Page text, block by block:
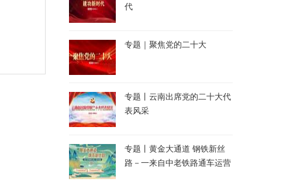
代
专题｜聚焦党的二十大
专题丨云南出席党的二十大代
表风采
专题丨黄金大通道 钢铁新丝
路－一来自中老铁路通车运营